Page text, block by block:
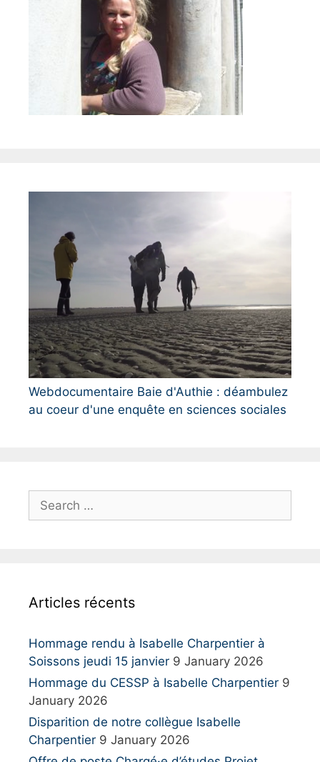
Webdocumentaire Baie d'Authie : déambulez
au coeur d'une enquête en sciences sociales
e
f
r
:
Articles récents
Hommage rendu à Isabelle Charpentier à
Soissons jeudi 15 janvier 9 January 2026
Hommage du CESSP à Isabelle Charpentier 9
January 2026
Disparition de notre collègue Isabelle
Charpentier 9 January 2026